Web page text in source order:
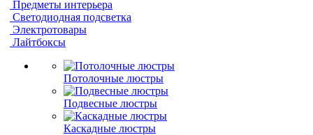
Предметы интерьера
Светодиодная подсветка
Электротовары
Лайтбоксы
Потолочные люстры
Подвесные люстры
Каскадные люстры